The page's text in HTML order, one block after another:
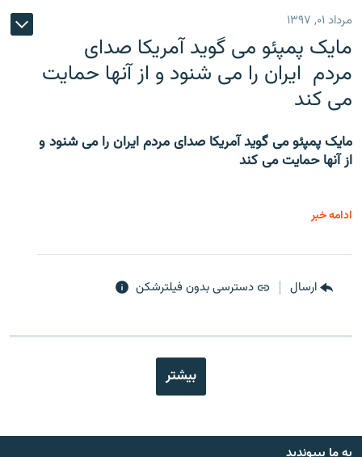
مرداد ۰۱, ۱۳۹۷
مایک پمپئو می گوید آمریکا صدای
مردم ایران را می شنود و از آنها حمایت
می کند
مایک پمپئو می گوید آمریکا صدای مردم ایران را می شنود و
از آنها حمایت می کند
ادامه خبر
ارسال دسترسی بدون فیلترشکن
بیشتر